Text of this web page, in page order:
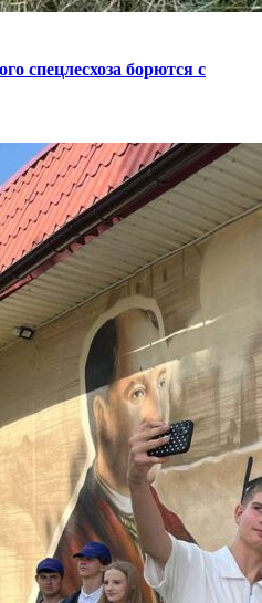
спецлесхоза борются с